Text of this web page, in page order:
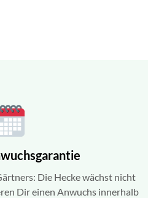
Die Hecke wächst nicht
Dir einen Anwuchs innerhalb